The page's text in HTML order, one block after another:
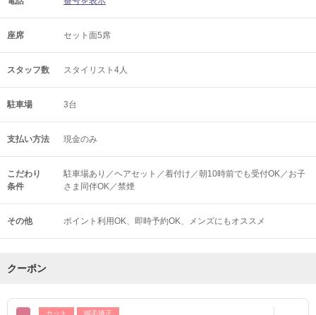
座席 セット面5席
スタッフ数 スタイリスト4人
駐車場 3台
支払い方法 現金のみ
こだわり
条件
駐車場あり／ヘアセット／着付け／朝10時前でも受付OK／お子
さま同伴OK／禁煙
その他 ポイント利用OK 即時予約OK メンズにもオススメ
クーポン
カット 縮毛矯正